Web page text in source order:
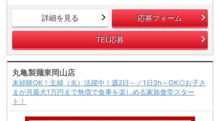
詳細を見る 応募フォーム
TEL応募
丸亀製麺東岡山店
未経験OK！主婦（夫）活躍中！週2日～／1日3h～OK◎お子さ
まが月最大1万円まで無償で食事を楽しめる家族食堂スター
ト！